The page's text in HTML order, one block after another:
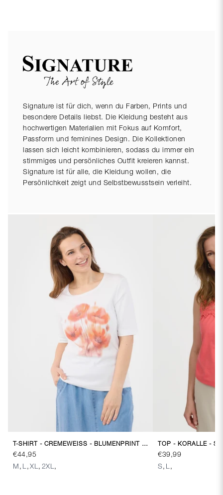
Signature ist für dich, wenn du Farben, Prints und
besondere Details liebst. Die Kleidung besteht aus
hochwertigen Materialien mit Fokus auf Komfort,
Passform und feminines Design. Die Kollektionen
lassen sich leicht kombinieren, sodass du immer ein
stimmiges und persönliches Outfit kreieren kannst.
Signature ist für alle, die Kleidung wollen, die
Persönlichkeit zeigt und Selbstbewusstsein verleiht.
T-SHIRT - CREMEWEISS - BLUMENPRINT MIT ZIERSTEINEN
€44,95
M, L ,XL , 2XL ,
TOP - KORALLE -
€39,99
S, L ,